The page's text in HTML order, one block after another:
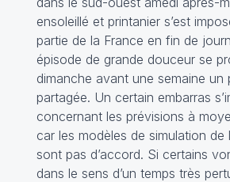
ensoleillé et printanier s’est
partie de la France en fin de
épisode de grande douceur se
dimanche avant une semaine un
partagée. Un certain embarras
concernant les prévisions à
car les modèles de simulation de
sont pas d’accord. Si certains
dans le sens d’un temps très